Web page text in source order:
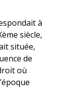
à
siècle,
située,
de
où